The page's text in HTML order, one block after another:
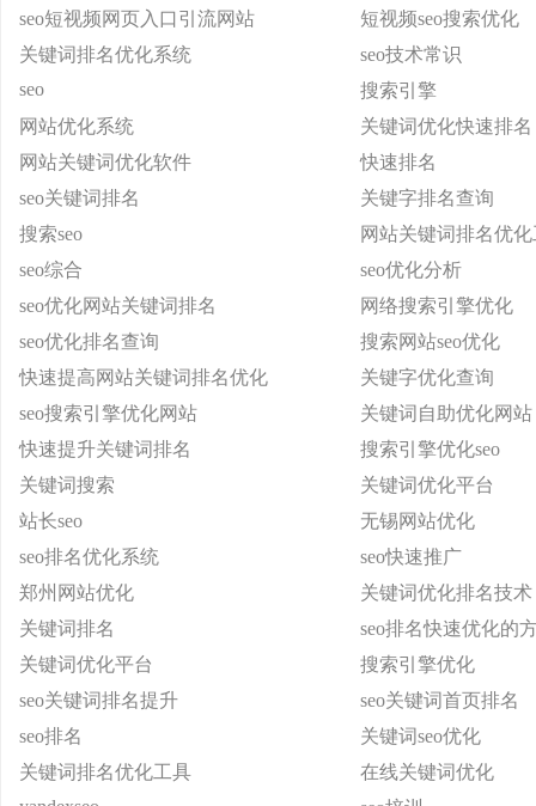
seo短视频网页入口引流网站
短视频seo搜索优化
关键词排名优化系统
seo技术常识
seo
搜索引擎
网站优化系统
关键词优化快速排名
网站关键词优化软件
快速排名
seo关键词排名
关键字排名查询
搜索seo
网站关键词排名优
seo综合
seo优化分析
seo优化网站关键词排名
网络搜索引擎优化
seo优化排名查询
搜索网站seo优化
快速提高网站关键词排名优化
关键字优化查询
seo搜索引擎优化网站
关键词自助优化网站
快速提升关键词排名
搜索引擎优化seo
关键词搜索
关键词优化平台
站长seo
无锡网站优化
seo排名优化系统
seo快速推广
郑州网站优化
关键词优化排名技术
关键词排名
seo排名快速优化的
关键词优化平台
搜索引擎优化
seo关键词排名提升
seo关键词首页排名
seo排名
关键词seo优化
关键词排名优化工具
在线关键词优化